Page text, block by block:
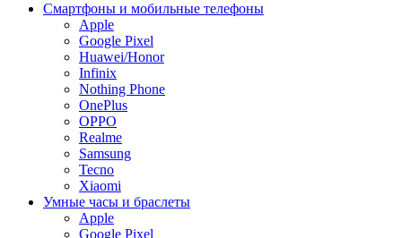
Смартфоны и мобильные телефоны
Apple
Google Pixel
Huawei/Honor
Infinix
Nothing Phone
OnePlus
OPPO
Realme
Samsung
Tecno
Xiaomi
Умные часы и браслеты
Apple
Google Pixel